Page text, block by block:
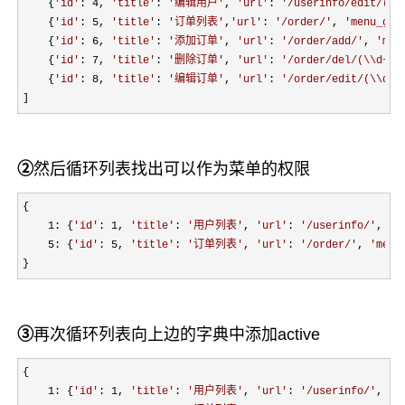
    {
' id ' : 4, ' title ' : ' 编辑用户 ' , ' url ' : ' /userinfo/edit/
    {
'id ' : 5, ' title ' : '订单列表 ' , ' url ' : '/order/ ' , '
    {
'id ' : 6, ' title ' : '添加订单 ' , ' url ' : '/order/add/ ' , '
    {
'id ' : 7, ' title ' : '删除订单 ' , ' url ' : '/order/del/(\\d+)/
    {
'id ' : 8, ' title ' : '编辑订单 ' , ' url ' : '/order/edit/
②然后循环列表找出可以作为菜单的权限
{
1: { 'id ' : 1, ' title ' : '用户列表 ' , ' url ' : '/userinfo/ ' ,
5: { 'id ' : 5, ' title ' : '订单列表 ' , ' url ' : '/order/ ' , '
}
③再次循环列表向上边的字典中添加active
{
1: { 'id ' : 1, ' title ' : '用户列表 ' , ' url ' : '/userinfo/ ' ,